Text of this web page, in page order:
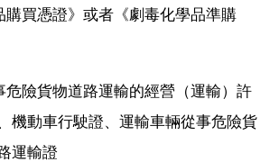
購買憑證》或者《劇毒化學品準購
危險貨物道路運輸的經營（運輸）許
機動車行駛證、運輸車輛從事危險貨
運輸證